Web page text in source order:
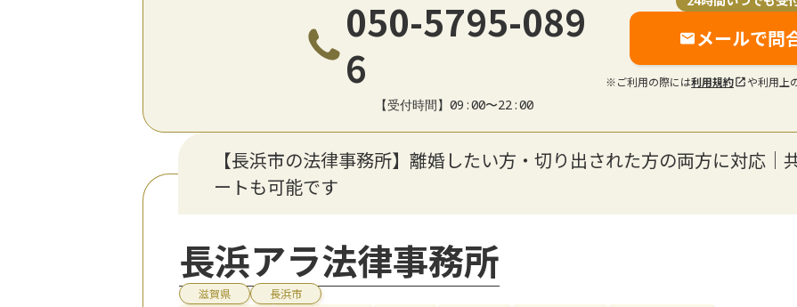
050-5795-089
6
【受付時間】09:00〜22:00
メールで問
※ご利用の際には利用規約 や利用上
【長浜市の法律事務所】離婚したい方・切り出された方の両方に対応｜
ートも可能です
長浜アラ法律事務所
滋賀県
長浜市